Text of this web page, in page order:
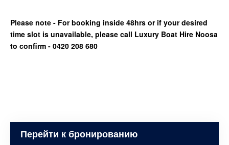
Please note - For booking inside 48hrs or if your desired
time slot is unavailable, please call Luxury Boat Hire Noosa
to confirm - 0420 208 680
Перейти к бронированию